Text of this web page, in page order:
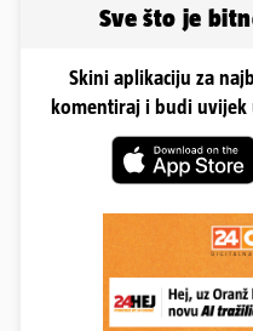
Sve što je
Skini aplikaciju za
komentiraj i budi